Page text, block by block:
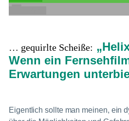
… gequirlte Scheiße:
Wenn ein
Erwartungen
Eigentlich sollte man meinen, ein